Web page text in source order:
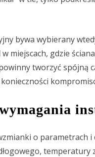
bywa wybierany
miejscach, gdzie
tworzyć spójną
o parametrach
temperatury